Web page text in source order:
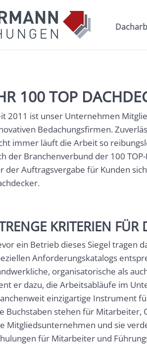
100 TOP
2011 ist unser Unternehmen
Bedachungsfirmen.
immer läuft die Arbeit so
der Branchenverbund der 100
der Auftragsvergabe für Kunden
KRITERIEN FÜR
ein Betrieb dieses Siegel tragen
Anforderungskatalogs
organisatorische als
er dazu, die Arbeitsabläufe im
einzigartige Instrument
Buchstaben stehen für Mitarbeiter,
Mitgliedsunternehmen und sie
für Mitarbeiter und